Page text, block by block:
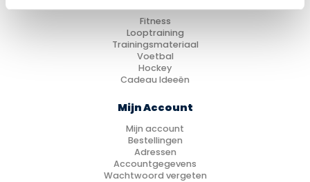
Fitness
Looptraining
Trainingsmateriaal
Voetbal
Hockey
Cadeau Ideeën
Mijn Account
Mijn account
Bestellingen
Adressen
Accountgegevens
Wachtwoord vergeten